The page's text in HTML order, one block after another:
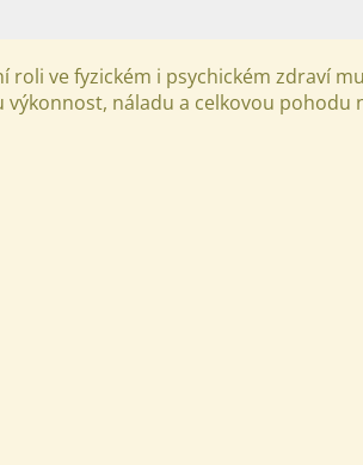
ve fyzickém i psychickém zdraví
náladu a celkovou